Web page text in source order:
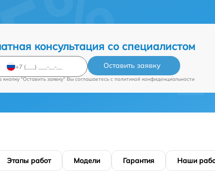
консультация со специалистом
Оставить заявку
"Оставить заявку" Вы соглашаетесь c политикой конфиденциальности
Этапы работ Модели Гарантия Наши